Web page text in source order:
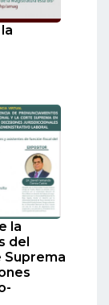
la
del
Suprema